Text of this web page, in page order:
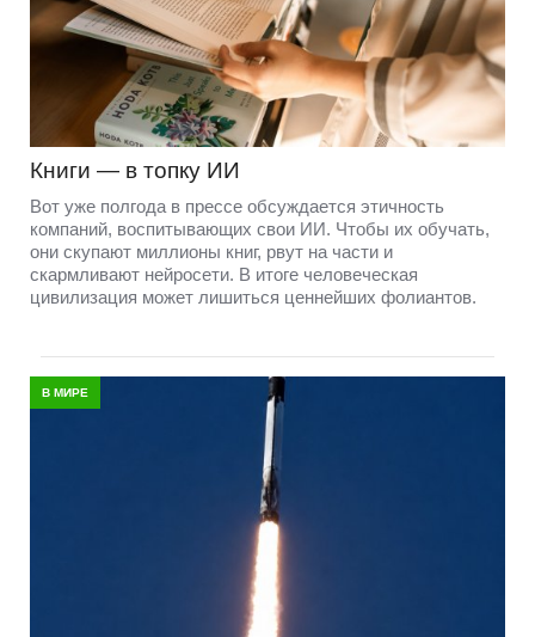
Книги — в топку ИИ
Вот уже полгода в прессе обсуждается этичность
компаний, воспитывающих свои ИИ. Чтобы их обучать,
они скупают миллионы книг, рвут на части и
скармливают нейросети. В итоге человеческая
цивилизация может лишиться ценнейших фолиантов.
В МИРЕ